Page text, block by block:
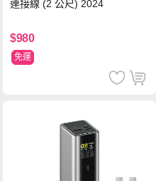
連接線 (2 公尺) 2024
$980
免運